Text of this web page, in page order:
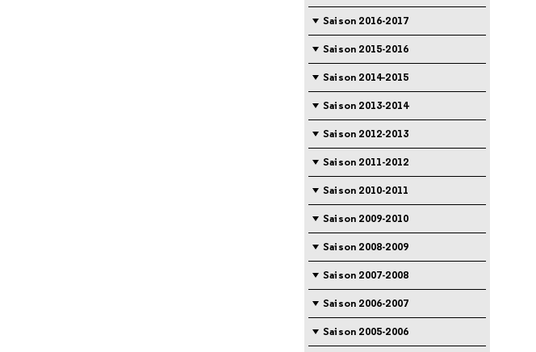
Saison 2016-2017
Saison 2015-2016
Saison 2014-2015
Saison 2013-2014
Saison 2012-2013
Saison 2011-2012
Saison 2010-2011
Saison 2009-2010
Saison 2008-2009
Saison 2007-2008
Saison 2006-2007
Saison 2005-2006